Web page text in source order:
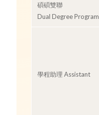
碩碩雙聯
Dual Degree Program
學程助理 Assistant